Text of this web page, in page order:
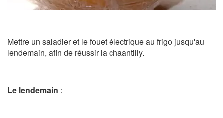
Mettre un saladier et le fouet électrique au frigo jusqu'au
lendemain, afin de réussir la chaantilly.
Le lendemain :